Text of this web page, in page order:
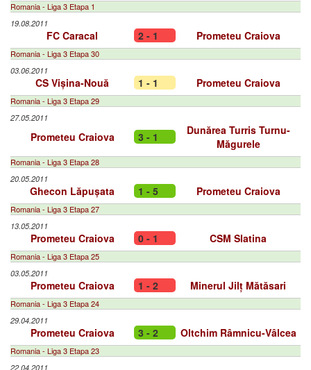
Romania - Liga 3 Etapa 1
19.08.2011
FC Caracal 2 - 1 Prometeu Craiova
Romania - Liga 3 Etapa 30
03.06.2011
CS Vișina-Nouă 1 - 1 Prometeu Craiova
Romania - Liga 3 Etapa 29
27.05.2011
Prometeu Craiova 3 - 1
Dunărea Turris Turnu-
Măgurele
Romania - Liga 3 Etapa 28
20.05.2011
Ghecon Lăpușata 1 - 5 Prometeu Craiova
Romania - Liga 3 Etapa 27
13.05.2011
Prometeu Craiova 0 - 1 CSM Slatina
Romania - Liga 3 Etapa 25
03.05.2011
Prometeu Craiova 1 - 2 Minerul Jilț Mătăsari
Romania - Liga 3 Etapa 24
29.04.2011
Prometeu Craiova 3 - 2 Oltchim Râmnicu-Vâlcea
Romania - Liga 3 Etapa 23
22.04.2011